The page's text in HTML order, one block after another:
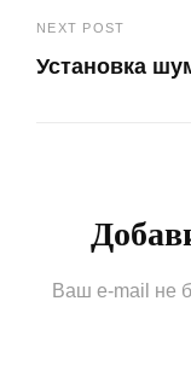
записям
Post
NEXT POST
Установка
Ваш e-mail не